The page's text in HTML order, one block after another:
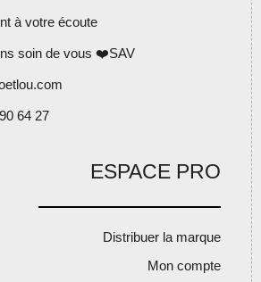
à votre écoute
soin de vous ❤️SAV
64 27
ESPACE PRO
Distribuer la marque
Mon compte